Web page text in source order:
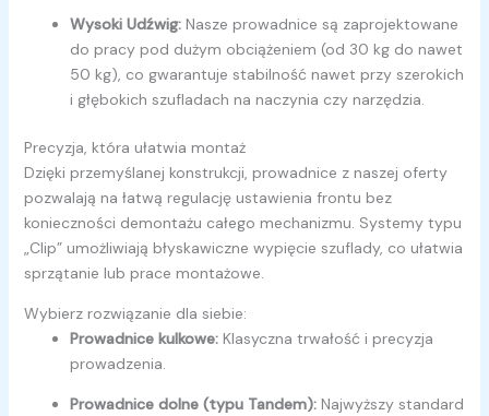
Wysoki Udźwig:Nasze prowadnice są zaprojektowane
do pracy pod dużym obciążeniem (od 30 kg do nawet
50 kg), co gwarantuje stabilność nawet przy szerokich
i głębokich szufladach na naczynia czy narzędzia.
Precyzja, która ułatwia montaż
Dzięki przemyślanej konstrukcji, prowadnice z naszej oferty
pozwalają na łatwą regulację ustawienia frontu bez
konieczności demontażu całego mechanizmu. Systemy typu
„Clip” umożliwiają błyskawiczne wypięcie szuflady, co ułatwia
sprzątanie lub prace montażowe.
Wybierz rozwiązanie dla siebie:
Prowadnice kulkowe:Klasyczna trwałość i precyzja
prowadzenia.
Prowadnice dolne (typu Tandem):Najwyższy standard